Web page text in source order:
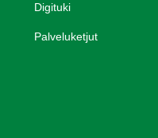
Digituki
Palveluketjut